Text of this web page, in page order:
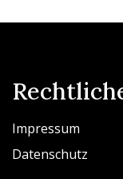
Impressum
Datenschutz